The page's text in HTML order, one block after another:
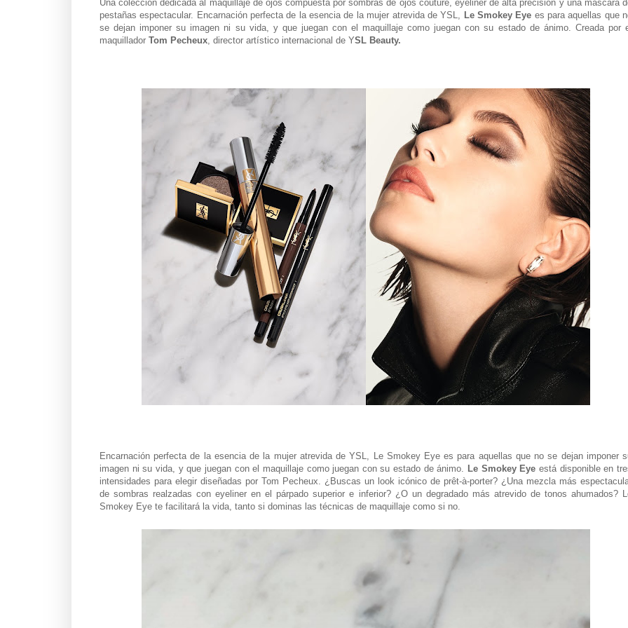
Una colección dedicada al maquillaje de ojos compuesta por sombras de ojos couture, eyeliner de alta precisión y una máscara
pestañas espectacular. Encarnación perfecta de la esencia de la mujer atrevida de YSL, Le Smokey Eye es para aquellas que
se dejan imponer su imagen ni su vida, y que juegan con el maquillaje como juegan con su estado de ánimo. Creada por
maquillador Tom Pecheux , director artístico internacional de YSL Beauty.
Encarnación perfecta de la esencia de la mujer atrevida de YSL, Le Smokey Eye es para aquellas que no se dejan imponer
imagen ni su vida, y que juegan con el maquillaje como juegan con su estado de ánimo. Le Smokey Eye está disponible en
intensidades para elegir diseñadas por Tom Pecheux. ¿Buscas un look icónico de prêt-à-porter? ¿Una mezcla más
de sombras realzadas con eyeliner en el párpado superior e inferior? ¿O un degradado más atrevido de tonos ahumados?
Smokey Eye te facilitará la vida, tanto si dominas las técnicas de maquillaje como si no.